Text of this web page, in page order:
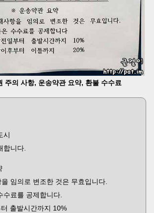
주의 사항, 운송약관 요약, 환불 수수료
시
합니다.
임의로 변조한 것은 무효입니다.
수료를 공제합니다.
출발시간까지 10%